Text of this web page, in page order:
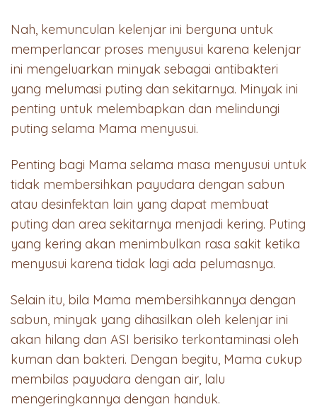
Nah, kemunculan kelenjar ini berguna untuk
memperlancar proses menyusui karena kelenjar
ini mengeluarkan minyak sebagai antibakteri
yang melumasi puting dan sekitarnya. Minyak ini
penting untuk melembapkan dan melindungi
puting selama Mama menyusui.
Penting bagi Mama selama masa menyusui untuk
tidak membersihkan payudara dengan sabun
atau desinfektan lain yang dapat membuat
puting dan area sekitarnya menjadi kering. Puting
yang kering akan menimbulkan rasa sakit ketika
menyusui karena tidak lagi ada pelumasnya.
Selain itu, bila Mama membersihkannya dengan
sabun, minyak yang dihasilkan oleh kelenjar ini
akan hilang dan ASI berisiko terkontaminasi oleh
kuman dan bakteri. Dengan begitu, Mama cukup
membilas payudara dengan air, lalu
mengeringkannya dengan handuk.